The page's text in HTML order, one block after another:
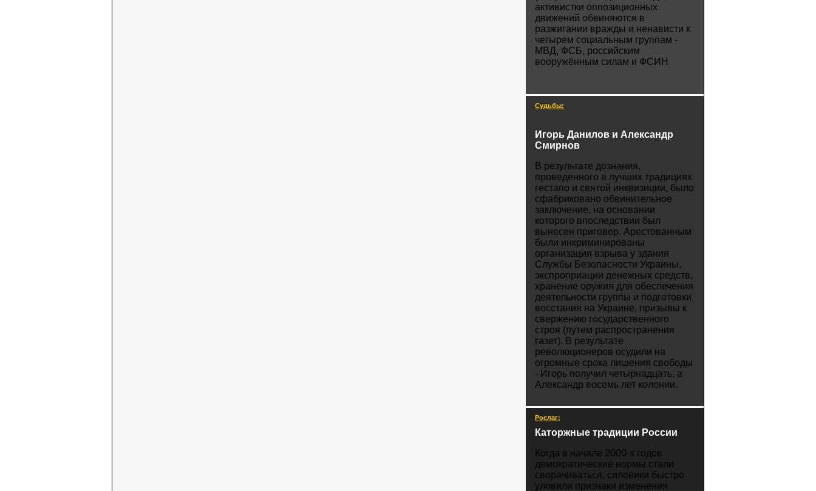
активистки оппозиционных
движений обвиняются в
разжигании вражды и ненависти к
четырем социальным группам -
МВД, ФСБ, российским
вооружённым силам и ФСИН
Судьбы:
Игорь Данилов и Александр
Смирнов
В результате дознания,
проведенного в лучших традициях
гестапо и святой инквизиции, было
сфабриковано обвинительное
заключение, на основании
которого впоследствии был
вынесен приговор. Арестованным
были инкриминированы
организация взрыва у здания
Службы Безопасности Украины,
экспроприации денежных средств,
хранение оружия для обеспечения
деятельности группы и подготовки
восстания на Украине, призывы к
свержению государственного
строя (путем распространения
газет). В результате
революционеров осудили на
огромные срока лишения свободы
- Игорь получил четырнадцать, а
Александр восемь лет колонии.
Рослаг:
Каторжные традиции России
Когда в начале 2000-х годов
демократические нормы стали
сворачиваться, силовики быстро
уловили признаки изменения